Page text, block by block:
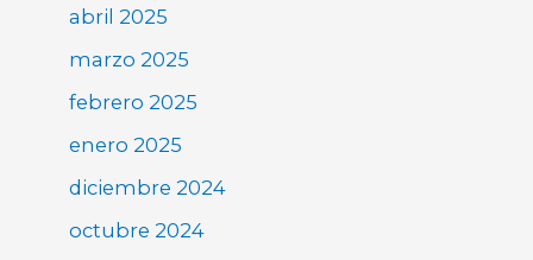
abril 2025
marzo 2025
febrero 2025
enero 2025
diciembre 2024
octubre 2024